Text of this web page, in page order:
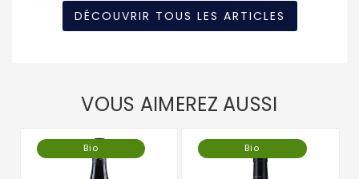
DÉCOUVRIR TOUS LES ARTICLES
VOUS AIMEREZ AUSSI
Bio Bio